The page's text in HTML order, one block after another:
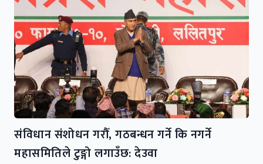
संविधान संशोधन गरौँ, गठबन्धन गर्ने कि नगर्ने
महासमितिले टुङ्गो लगाउँछ: देउवा